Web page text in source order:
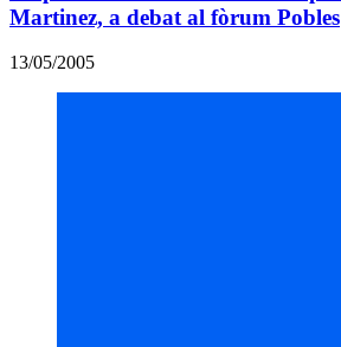
Martinez, a debat al fòrum Pobles
13/05/2005